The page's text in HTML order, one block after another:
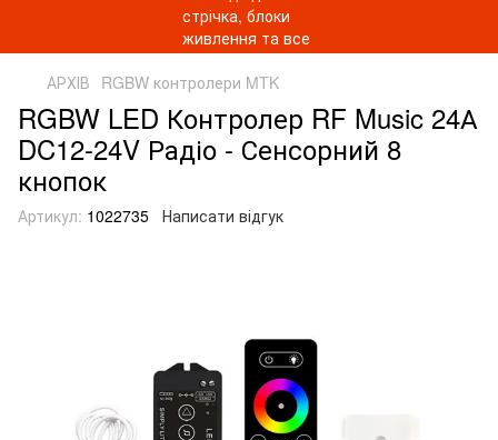
АРХІВ RGBW контролери MTK
RGBW LED Контролер RF Music 24А
DC12-24V Радіо - Сенсорний 8
кнопок
Артикул: 1022735 Написати відгук